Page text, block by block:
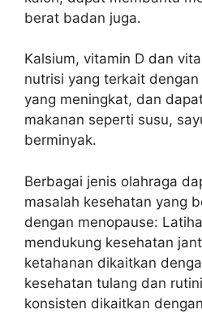
berat badan juga.
Kalsium, vitamin D dan
nutrisi yang terkait
yang meningkat, dan
makanan seperti susu,
berminyak.
Berbagai jenis olahraga
masalah kesehatan yang
dengan menopause:
mendukung kesehatan
ketahanan dikaitkan
kesehatan tulang dan
konsisten dikaitkan